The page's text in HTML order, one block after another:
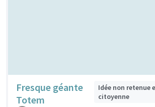
Fresque géante
Totem
Idée non retenue
citoyenne